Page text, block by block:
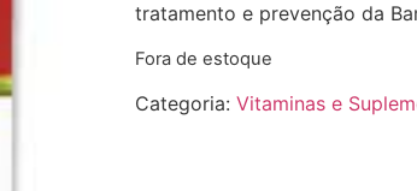
tratamento e prevenção da
Fora de estoque
Categoria: Vitaminas e